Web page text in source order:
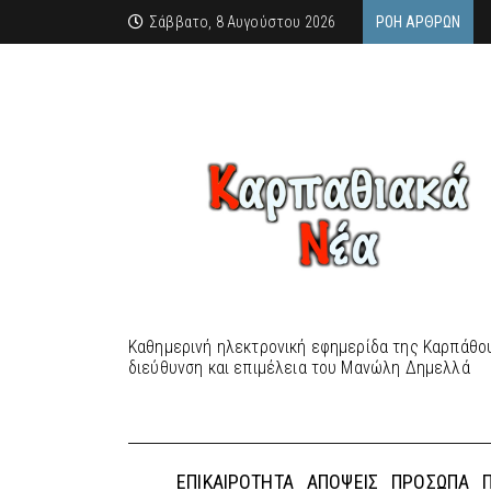
Σάββατο, 8 Αυγούστου 2026 ΡΟΉ ΆΡΘΡΩΝ
Καθημερινή ηλεκτρονική εφημερίδα της
διεύθυνση και επιμέλεια του Μανώλη Δημελλά
ΕΠΙΚΑΙΡΌΤΗΤΑ ΑΠΌΨΕΙΣ ΠΡΌΣΩΠΑ